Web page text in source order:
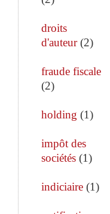
droits
d'auteur(2)
fraude fiscale
(2)
holding (1)
impôt des
sociétés (1)
indiciaire (1)